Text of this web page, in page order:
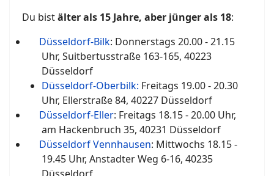
Du bistälter als 15 Jahre, aber jünger als 18:
Düsseldorf-Bilk: Donnerstags 20.00 - 21.15
Uhr, Suitbertusstraße 163-165, 40223
Düsseldorf
Düsseldorf-Oberbilk: Freitags 19.00 - 20.30
Uhr, Ellerstraße 84, 40227 Düsseldorf
Düsseldorf-Eller: Freitags 18.15 - 20.00 Uhr,
am Hackenbruch 35, 40231 Düsseldorf
Düsseldorf Vennhausen: Mittwochs 18.15 -
19.45 Uhr, Anstadter Weg 6-16, 40235
Düsseldorf